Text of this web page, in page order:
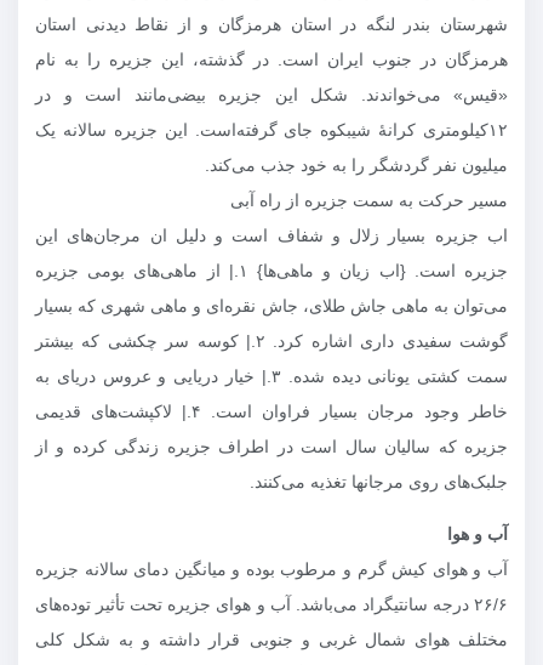
شهرستان بندر لنگه در استان هرمزگان و از نقاط دیدنی استان
هرمزگان در جنوب ایران است. در گذشته، این جزیره را به نام
«قیس» می‌خواندند. شکل این جزیره بیضی‌مانند است و در
۱۲کیلومتری کرانهٔ شیبکوه جای گرفته‌است. این جزیره سالانه یک
میلیون نفر گردشگر را به خود جذب می‌کند.
مسیر حرکت به سمت جزیره از راه آبی
اب جزیره بسیار زلال و شفاف است و دلیل ان مرجان‌های این
جزیره است. {اب زیان و ماهی‌ها} ۱.| از ماهی‌های بومی جزیره
می‌توان به ماهی جاش طلای، جاش نقره‌ای و ماهی شهری که بسیار
گوشت سفیدی داری اشاره کرد. ۲.| کوسه سر چکشی که بیشتر
سمت کشتی یونانی دیده شده. ۳.| خیار دریایی و عروس دریای به
خاطر وجود مرجان بسیار فراوان است. ۴.| لاکپشت‌های قدیمی
جزیره که سالیان سال است در اطراف جزیره زندگی کرده و از
جلبک‌های روی مرجانها تغذیه می‌کنند.
آب و هوا
آب و هوای کیش گرم و مرطوب بوده و میانگین دمای سالانه جزیره
۲۶/۶ درجه سانتیگراد می‌باشد. آب و هوای جزیره تحت تأثیر توده‌های
مختلف هوای شمال غربی و جنوبی قرار داشته و به شکل کلی